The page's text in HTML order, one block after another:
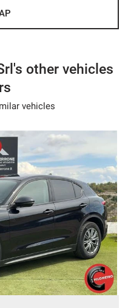
valore di fattura.
rate a tasso
other vehicles
vehicles